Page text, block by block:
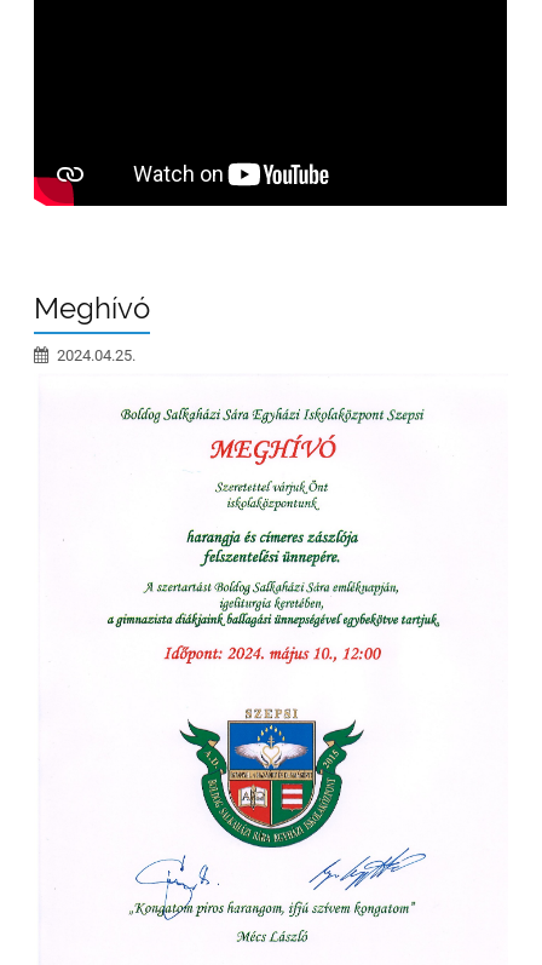
Meghívó
2024.04.25.